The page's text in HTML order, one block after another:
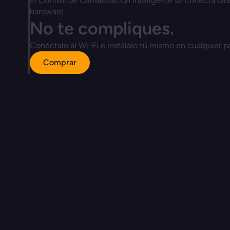
hardware.
No te compliques.
Conéctalo al Wi-Fi e instálalo tú mismo en cualquier
Comprar